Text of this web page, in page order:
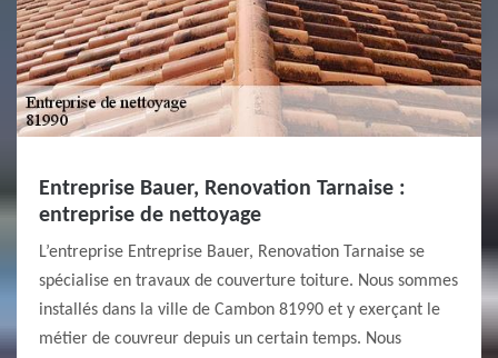
Entreprise Bauer, Renovation Tarnaise :
entreprise de nettoyage
L’entreprise Entreprise Bauer, Renovation Tarnaise se
spécialise en travaux de couverture toiture. Nous sommes
installés dans la ville de Cambon 81990 et y exerçant le
métier de couvreur depuis un certain temps. Nous